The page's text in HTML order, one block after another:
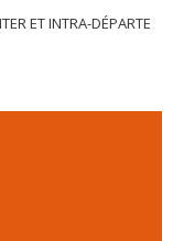
ET INTRA-